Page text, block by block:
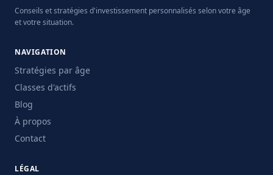
Conseils et stratégies d'investissement personnalisés selon votre âge
et votre situation.
NAVIGATION
Stratégies par âge
Classes d'actifs
Blog
À propos
Contact
LÉGAL